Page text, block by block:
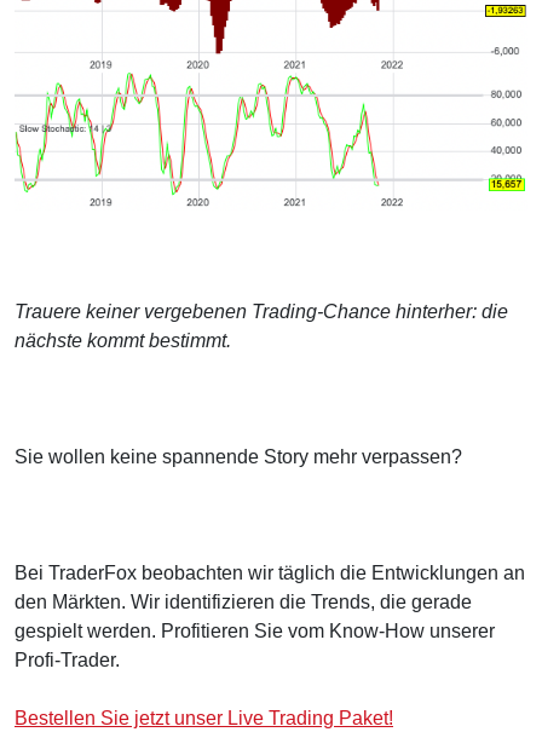
Trauere keiner vergebenen Trading-Chance hinterher: die
nächste kommt bestimmt.
Sie wollen keine spannende Story mehr verpassen?
Bei TraderFox beobachten wir täglich die Entwicklungen an
den Märkten. Wir identifizieren die Trends, die gerade
gespielt werden. Profitieren Sie vom Know-How unserer
Profi-Trader.
Bestellen Sie jetzt unser Live Trading Paket!